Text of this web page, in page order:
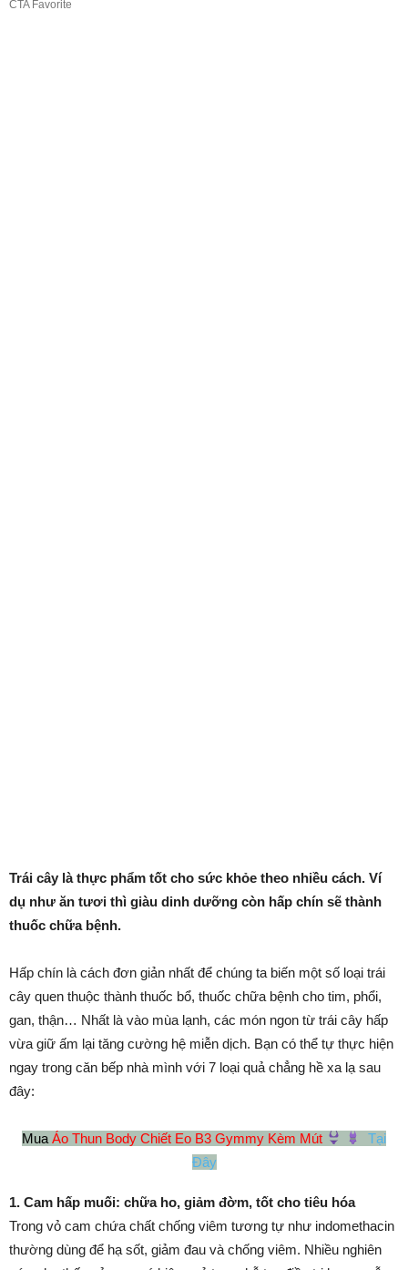
Trái cây là thực phẩm tốt cho sức khỏe theo nhiều cách. Ví
dụ như ăn tươi thì giàu dinh dưỡng còn hấp chín sẽ thành
thuốc chữa bệnh.
Hấp chín là cách đơn giản nhất để chúng ta biến một số loại trái
cây quen thuộc thành thuốc bổ, thuốc chữa bệnh cho tim, phổi,
gan, thận… Nhất là vào mùa lạnh, các món ngon từ trái cây hấp
vừa giữ ấm lại tăng cường hệ miễn dịch. Bạn có thể tự thực hiện
ngay trong căn bếp nhà mình với 7 loại quả chẳng hề xa lạ sau
đây:
Mua Áo Thun Body Chiết Eo B3 Gymmy Kèm Mút
Tại
Đây
1. Cam hấp muối: chữa ho, giảm đờm, tốt cho tiêu hóa
Trong vỏ cam chứa chất chống viêm tương tự như indomethacin
thường dùng để hạ sốt, giảm đau và chống viêm. Nhiều nghiên